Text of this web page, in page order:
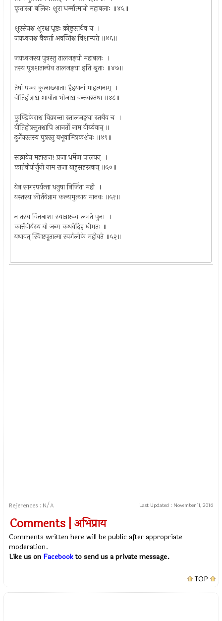
कृतास्त्रा बलिनः शूरा धर्म्मात्मानो महाबलाः ॥४५॥
शूरसेनश्च शूरश्च धृष्टः क्रोष्टुस्तथैव च ।
जयध्वजश्च वैकर्ता अवन्तिश्च विशाम्पते ॥४६॥
जयध्वजस्य पुत्रस्तु तालजङ्घो महाबलः ।
तस्य पुत्रशतान्येव तालजङ्घा इति श्रुताः ॥४७॥
तेषां पञ्च कुलाख्याताः हैहयानां माहत्मनाम् ।
वीतिहोत्राश्च शार्याता भोजाश्च वन्तयस्तथा ॥४८॥
कुण्डिकेराश्च विक्रान्ता स्तालजङ्घा स्तथैव च ।
वीतिहोत्रसुतश्चापि आनर्तो नाम वीर्य्यवान् ॥
दुर्जेयस्तस्य पुत्रस्तु बभूवामित्रकर्शनः ॥४९॥
सद्भावेन महाराज! प्रजा धर्मेण पालयन् ।
कार्तवीर्यार्जुनो नाम राजा बाहुसहस्रवान् ॥५०॥
येन सागरपर्यन्ता धनुषा निर्जिता मही ।
यस्तस्य कीर्तयेन्नाम कल्यमुत्थाय मानवः ॥५१॥
न तस्य वित्तनाशः स्यान्नष्टञ्च लभते पुनः ।
कार्त्तवीर्यस्य यो जन्म कथयेदिह धीमतः ॥
यथावत् स्विष्टपूतात्मा स्वर्गलोके महीयते ॥५२॥
References : N/A Last Updated : November 11, 2016
Comments | अभिप्राय
Comments written here will be public after appropriate
moderation.
Like us on Facebookto send us a private message.
TOP